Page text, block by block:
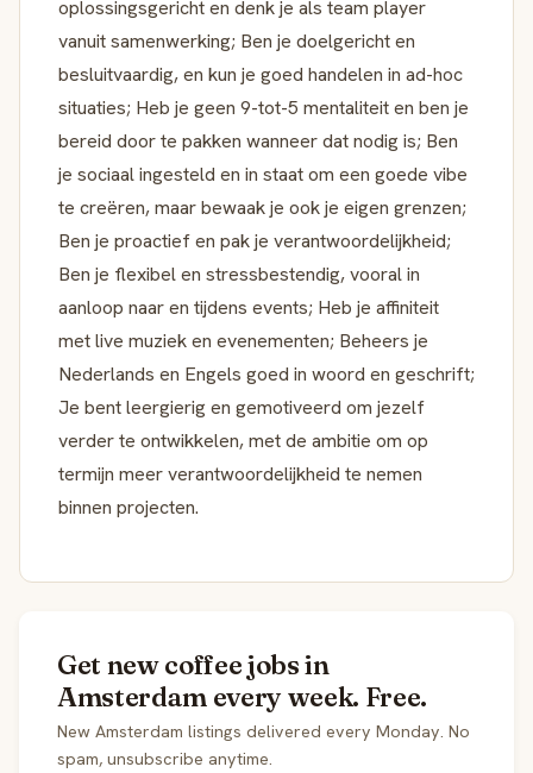
oplossingsgericht en denk je als team player
vanuit samenwerking; Ben je doelgericht en
besluitvaardig, en kun je goed handelen in ad-hoc
situaties; Heb je geen 9-tot-5 mentaliteit en ben je
bereid door te pakken wanneer dat nodig is; Ben
je sociaal ingesteld en in staat om een goede vibe
te creëren, maar bewaak je ook je eigen grenzen;
Ben je proactief en pak je verantwoordelijkheid;
Ben je flexibel en stressbestendig, vooral in
aanloop naar en tijdens events; Heb je affiniteit
met live muziek en evenementen; Beheers je
Nederlands en Engels goed in woord en geschrift;
Je bent leergierig en gemotiveerd om jezelf
verder te ontwikkelen, met de ambitie om op
termijn meer verantwoordelijkheid te nemen
binnen projecten.
Get new coffee jobs in
Amsterdam every week. Free.
New Amsterdam listings delivered every Monday. No
spam, unsubscribe anytime.